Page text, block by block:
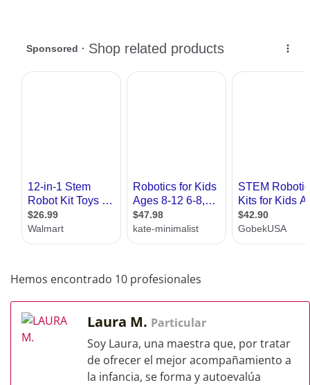
Hemos encontrado 10 profesionales
Laura M. Particular
Soy Laura, una maestra que, por tratar
de ofrecer el mejor acompañamiento a
la infancia, se forma y autoevalúa